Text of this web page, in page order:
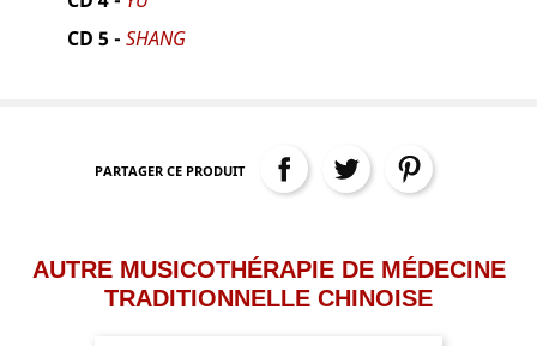
CD 5 - SHANG
PARTAGER CE PRODUIT
AUTRE MUSICOTHÉRAPIE DE MÉDECINE
TRADITIONNELLE CHINOISE